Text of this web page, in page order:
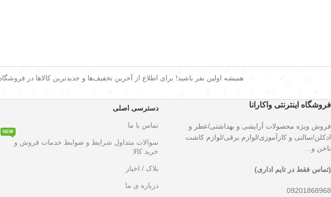
همیشه اولین نفر باشید! برای اطلاع از آخرین تخفیف‌ها و جدیدترین کالاها در فروشگاه
فروشگاه اینترنتی واکارانا
فروش ویژه محصولات آرایشی و بهداشتی/عطر و
ادکلن/سالنی و کارآموزی/لوازم برقی/لوازم کاشت
ناخن و…
(تماس فقط در تایم اداری)
09201868968
دسترسی اصلی
تماس با ما
سوالات متداول شرایط و ضوابط خدمات فروش و
خرید کالا
NEW
بلاک / اخبار
درباره ی ما
به مدت